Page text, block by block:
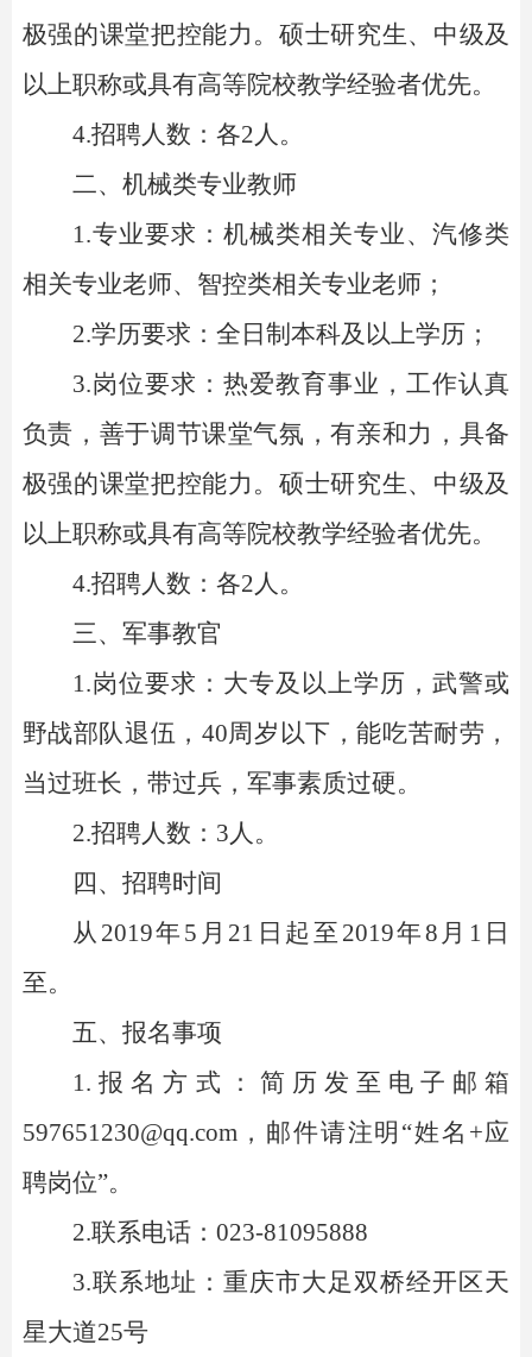
极强的课堂把控能力。硕士研究生、中级及
以上职称或具有高等院校教学经验者优先。
4.招聘人数：各2人。
二、机械类专业教师
1.专业要求：机械类相关专业、汽修类
相关专业老师、智控类相关专业老师；
2.学历要求：全日制本科及以上学历；
3.岗位要求：热爱教育事业，工作认真
负责，善于调节课堂气氛，有亲和力，具备
极强的课堂把控能力。硕士研究生、中级及
以上职称或具有高等院校教学经验者优先。
4.招聘人数：各2人。
三、军事教官
1.岗位要求：大专及以上学历，武警或
野战部队退伍，40周岁以下，能吃苦耐劳，
当过班长，带过兵，军事素质过硬。
2.招聘人数：3人。
四、招聘时间
从2019年5月21日起至2019年8月1日
至。
五、报名事项
1.报名方式：简历发至电子邮箱
597651230@qq.com，邮件请注明“姓名+应
聘岗位”。
2.联系电话：023-81095888
3.联系地址：重庆市大足双桥经开区天
星大道25号